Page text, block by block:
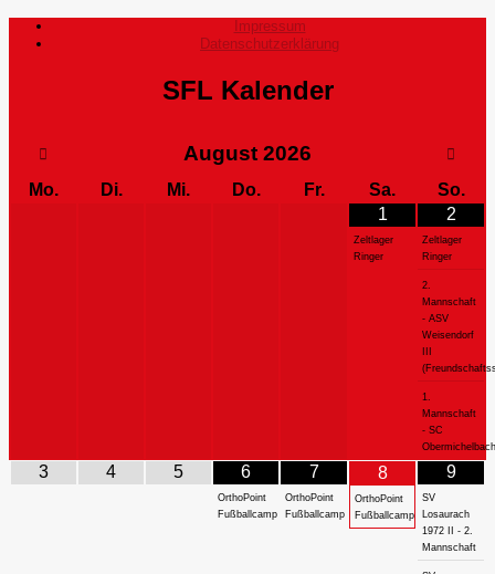
Impressum
Datenschutzerklärung
SFL Kalender
August 2026
Mo. Di. Mi. Do. Fr. Sa.
So.
1
Zeltlager
Ringer
2
Zeltlager
Ringer
2.
Mannschaft
- ASV
Weisendorf
1.
Mannschaft
- SC
Obermichelbach
3 4 5 6
OrthoPoint
Fußballcamp
7
OrthoPoint
Fußballcamp
8
OrthoPoint
Fußballcamp
9
SV
Losaurach
1972 II - 2.
Mannschaft